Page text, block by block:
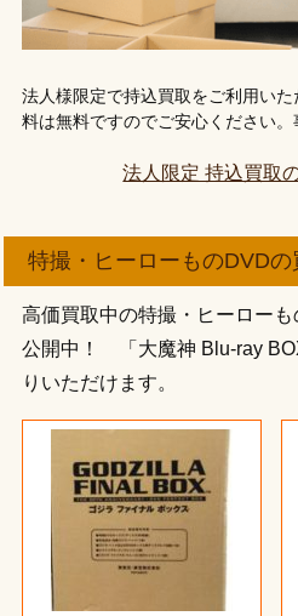
法人様限定で持込買取をご利用い
料は無料ですのでご安心ください。
法人限定 持込買取
特撮・ヒーローものDVDの
高価買取中の特撮・ヒーロー
公開中！ 「大魔神 Blu-ray
りいただけます。